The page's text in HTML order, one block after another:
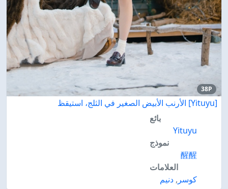
38P
[Yituyu] الأرنب الأبيض الصغير في الثلج، استيقظ
بائع
Yituyu
نموذج
醒醒
العلامات
كوسر , دنيم